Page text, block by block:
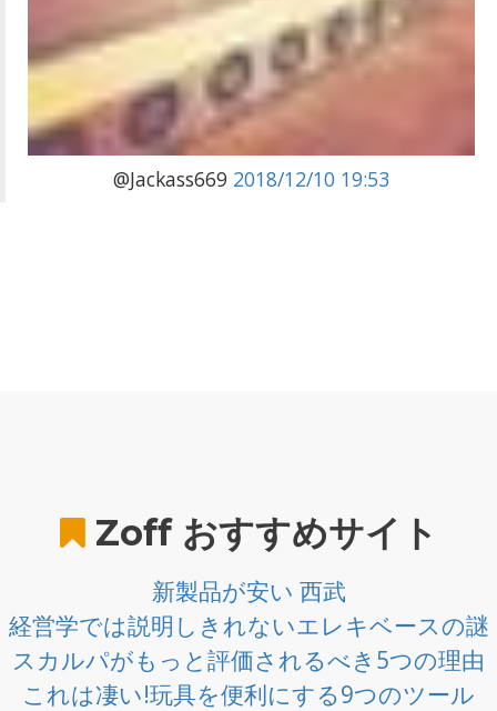
@Jackass669 2018/12/10 19:53
Zoffおすすめサイト
新製品が安い 西武
経営学では説明しきれないエレキベースの謎
スカルパがもっと評価されるべき5つの理由
これは凄い!玩具を便利にする9つのツール